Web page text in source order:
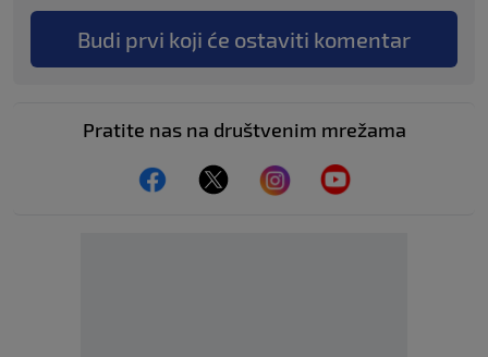
Budi prvi koji će ostaviti komentar
Pratite nas na društvenim mrežama